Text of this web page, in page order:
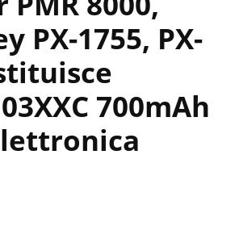
PX-1755, PX-
700mAh